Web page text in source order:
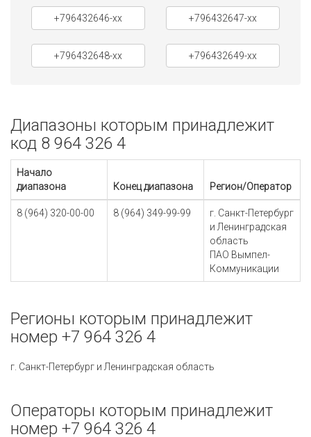
+796432646-xx +796432647-xx
+796432648-xx +796432649-xx
Диапазоны которым принадлежит
код 8 964 326 4
Начало
диапазона
Конец диапазона Регион/Оператор
8 (964) 320-00-00 8 (964) 349-99-99
г. Санкт-Петербург
и Ленинградская
область
ПАО Вымпел-
Коммуникации
Регионы которым принадлежит
номер +7 964 326 4
г. Санкт-Петербург и Ленинградская область
Операторы которым принадлежит
номер +7 964 326 4